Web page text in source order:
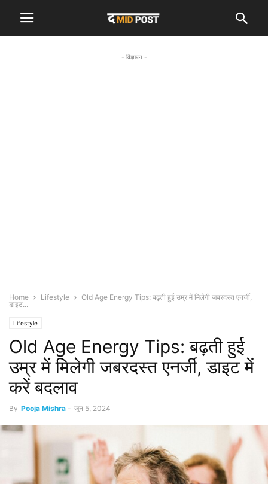
- विज्ञापन -
Home Lifestyle
Old Age Energy Tips: बढ़ती हुई उम्र में मिलेगी जबरदस्त एनर्जी,
डाइट...
Lifestyle
Old Age Energy Tips: बढ़ती हुई
उम्र में मिलेगी जबरदस्त एनर्जी, डाइट में
करें बदलाव
By Pooja Mishra - जून 5, 2024